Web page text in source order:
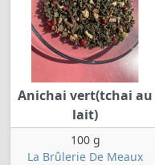
Anichai vert(tchai au
lait)
100 g
La Brûlerie De Meaux